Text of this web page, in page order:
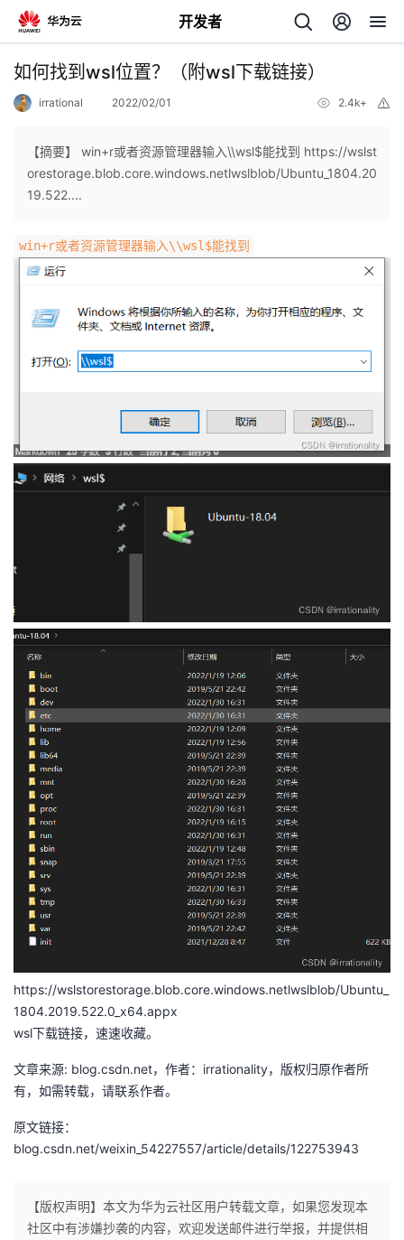
开发者
返
人
我
我
坛
圈
子
的
直
播
我
的
活
动
我
的
关
注
我
的
开
发
者
堂
的
课
我
的
证
我
实
的
我
的
Programs
我
的
支
我
技
术
持
的
云
建
如何找到wsl位置？（附wsl下载链接）
irrational 2022/02/01 2.4k+
【摘要】 win+r或者资源管理器输入\\wsl$能找到 https://wslst
orestorage.blob.core.windows.netlwslblob/Ubuntu_1804.20
19.522....
win+r或者资源管理器输入\\wsl$能找到
https://wslstorestorage.blob.core.windows.netlwslblob/Ubuntu_
1804.2019.522.0_x64.appx
wsl下载链接，速速收藏。
文章来源: blog.csdn.net，作者：irrationality，版权归原作者所
有，如需转载，请联系作者。
原文链接：
blog.csdn.net/weixin_54227557/article/details/122753943
【版权声明】本文为华为云社区用户转载文章，如果您发现本
社区中有涉嫌抄袭的内容，欢迎发送邮件进行举报，并提供相